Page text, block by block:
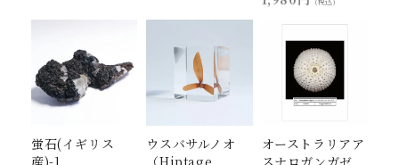
蛍石(イギリス
ウスバサルノオ
オーストラリアア